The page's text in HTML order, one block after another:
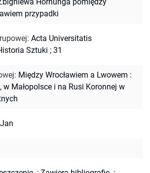
przypadki
: Acta Universitatis
Sztuki ; 31
: Między Wrocławiem a Lwowem :
Małopolsce i na Rusi Koronnej w